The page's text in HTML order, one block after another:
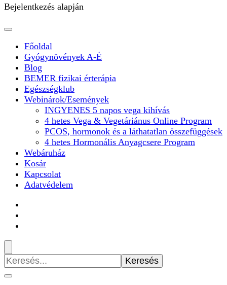
Bejelentkezés alapján
Főoldal
Gyógynövények A-É
Blog
BEMER fizikai érterápia
Egészségklub
Webinárok/Események
INGYENES 5 napos vega kihívás
4 hetes Vega & Vegetáriánus Online Program
PCOS, hormonok és a láthatatlan összefüggések
4 hetes Hormonális Anyagcsere Program
Webáruház
Kosár
Kapcsolat
Adatvédelem
Keresés: